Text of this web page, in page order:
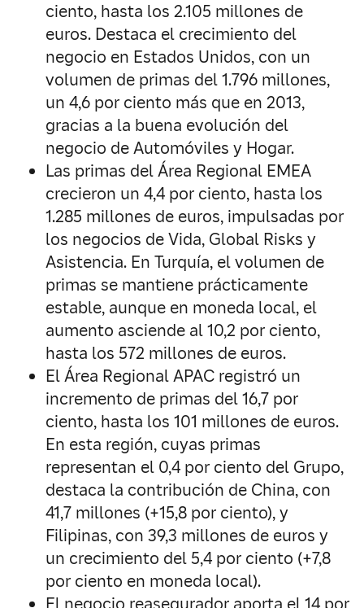
ciento, hasta los 2.105 millones de
euros. Destaca el crecimiento del
negocio en Estados Unidos, con un
volumen de primas del 1.796 millones,
un 4,6 por ciento más que en 2013,
gracias a la buena evolución del
negocio de Automóviles y Hogar.
Las primas del Área Regional EMEA
crecieron un 4,4 por ciento, hasta los
1.285 millones de euros, impulsadas por
los negocios de Vida, Global Risks y
Asistencia. En Turquía, el volumen de
primas se mantiene prácticamente
estable, aunque en moneda local, el
aumento asciende al 10,2 por ciento,
hasta los 572 millones de euros.
El Área Regional APAC registró un
incremento de primas del 16,7 por
ciento, hasta los 101 millones de euros.
En esta región, cuyas primas
representan el 0,4 por ciento del Grupo,
destaca la contribución de China, con
41,7 millones (+15,8 por ciento), y
Filipinas, con 39,3 millones de euros y
un crecimiento del 5,4 por ciento (+7,8
por ciento en moneda local).